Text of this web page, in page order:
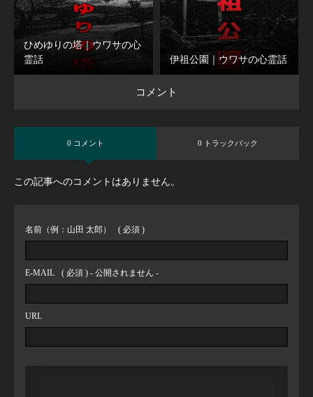
ひめゆりの塔｜ウワサの心
霊話
伊祖公園｜ウワサの心霊話
コメント
0 コメント 0 トラックバック
この記事へのコメントはありません。
名前（例：山田 太郎） ( 必須 )
E-MAIL ( 必須 ) - 公開されません -
URL